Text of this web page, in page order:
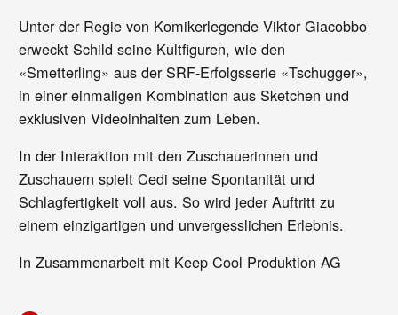
Unter der Regie von Komikerlegende Viktor Giacobbo
erweckt Schild seine Kultfiguren, wie den
«Smetterling» aus der SRF-Erfolgsserie «Tschugger»,
in einer einmaligen Kombination aus Sketchen und
exklusiven Videoinhalten zum Leben.
In der Interaktion mit den Zuschauerinnen und
Zuschauern spielt Cedi seine Spontanität und
Schlagfertigkeit voll aus. So wird jeder Auftritt zu
einem einzigartigen und unvergesslichen Erlebnis.
In Zusammenarbeit mit Keep Cool Produktion AG